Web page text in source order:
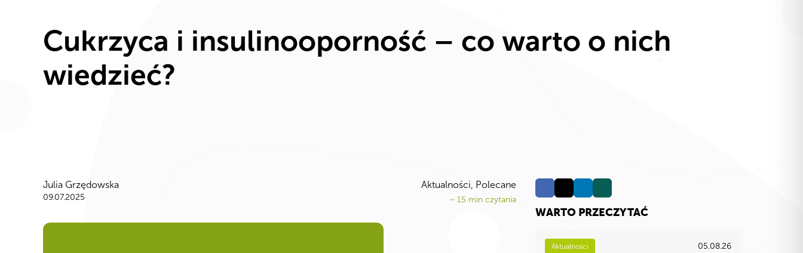
Cukrzyca i insulinooporność – co warto o nich
wiedzieć?
Julia Grzędowska
09.07.2025
Aktualności Polecane
~ 15 min czytania
WARTO PRZECZYTAĆ
Aktualności 05.08.26